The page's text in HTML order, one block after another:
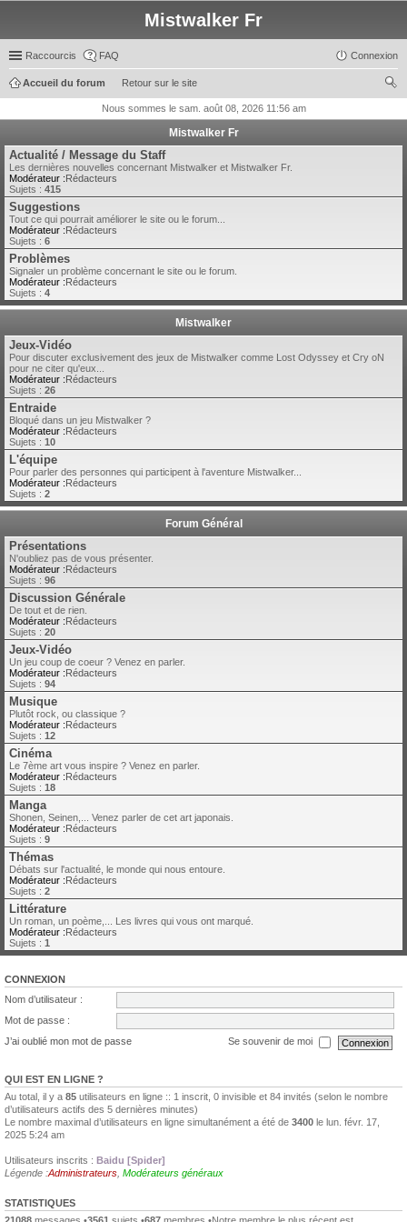
Mistwalker Fr
Raccourcis FAQ Connexion
Retour sur le site
Accueil du forum
ch
Nous sommes le sam. août 08, 2026 11:56 am
Mistwalker Fr
Actualité / Message du Staff
Les dernières nouvelles concernant Mistwalker et Mistwalker Fr.
Modérateur :Rédacteurs
Sujets : 415
Suggestions
Tout ce qui pourrait améliorer le site ou le forum...
Modérateur :Rédacteurs
Sujets : 6
Problèmes
Signaler un problème concernant le site ou le forum.
Modérateur :Rédacteurs
Sujets : 4
Mistwalker
Jeux-Vidéo
Pour discuter exclusivement des jeux de Mistwalker comme Lost Odyssey et Cry oN
pour ne citer qu'eux...
Modérateur :Rédacteurs
Sujets : 26
Entraide
Bloqué dans un jeu Mistwalker ?
Modérateur :Rédacteurs
Sujets : 10
L'équipe
Pour parler des personnes qui participent à l'aventure Mistwalker...
Modérateur :Rédacteurs
Sujets : 2
Forum Général
Présentations
N'oubliez pas de vous présenter.
Modérateur :Rédacteurs
Sujets : 96
Discussion Générale
De tout et de rien.
Modérateur :Rédacteurs
Sujets : 20
Jeux-Vidéo
Un jeu coup de coeur ? Venez en parler.
Modérateur :Rédacteurs
Sujets : 94
Musique
Plutôt rock, ou classique ?
Modérateur :Rédacteurs
Sujets : 12
Cinéma
Le 7ème art vous inspire ? Venez en parler.
Modérateur :Rédacteurs
Sujets : 18
Manga
Shonen, Seinen,... Venez parler de cet art japonais.
Modérateur :Rédacteurs
Sujets : 9
Thémas
Débats sur l'actualité, le monde qui nous entoure.
Modérateur :Rédacteurs
Sujets : 2
Littérature
Un roman, un poème,... Les livres qui vous ont marqué.
Modérateur :Rédacteurs
Sujets : 1
CONNEXION
Nom d’utilisateur :
Mot de passe :
J’ai oublié mon mot de passe
Se souvenir de moi
QUI EST EN LIGNE ?
Au total, il y a 85 utilisateurs en ligne :: 1 inscrit, 0 invisible et 84 invités (selon le nombre
d’utilisateurs actifs des 5 dernières minutes)
Le nombre maximal d’utilisateurs en ligne simultanément a été de 3400 le lun. févr. 17,
2025 5:24 am
Utilisateurs inscrits : Baidu [Spider]
Légende :Administrateurs Modérateurs généraux
STATISTIQUES